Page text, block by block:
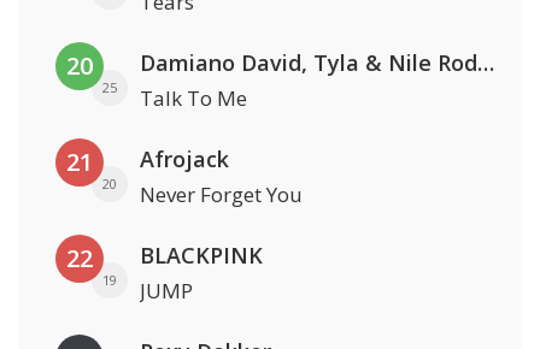
20
25
Damiano David, Tyla & Nile Rodgers
Talk To Me
21
20
Afrojack
Never Forget You
22
19
BLACKPINK
JUMP